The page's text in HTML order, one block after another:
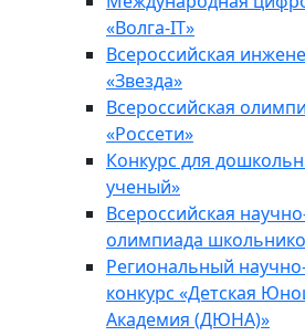
«Волга-IT»
Всероссийская
«Звезда»
Всероссийская
«Россети»
Конкурс для
ученый»
Всероссийская
олимпиада
Региональный
конкурс «Детская
Академия (ДЮНА)»